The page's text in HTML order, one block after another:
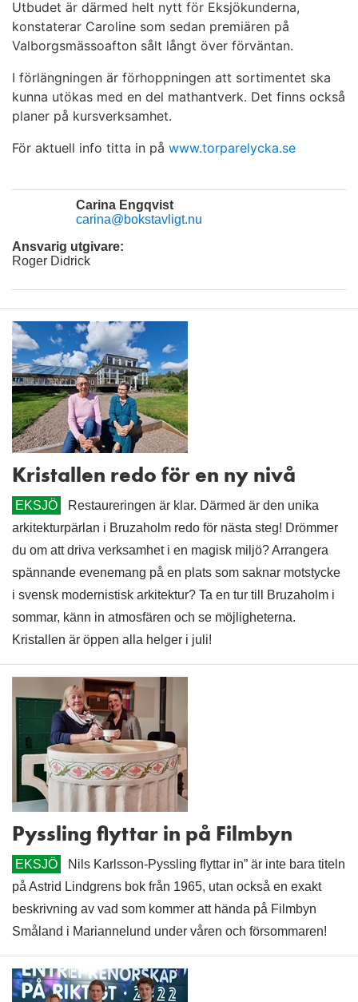
Utbudet är därmed helt nytt för Eksjökunderna,
konstaterar Caroline som sedan premiären på
Valborgsmässoafton sålt långt över förväntan.
I förlängningen är förhoppningen att sortimentet ska
kunna utökas med en del mathantverk. Det finns också
planer på kursverksamhet.
För aktuell info titta in på www.torparelycka.se
Carina Engqvist
carina@bokstavligt.nu
Ansvarig utgivare:
Roger Didrick
Kristallen redo för en ny nivå
EKSJÖ
Restaureringen är klar. Därmed är den unika
arkitekturpärlan i Bruzaholm redo för nästa steg! Drömmer
du om att driva verksamhet i en magisk miljö? Arrangera
spännande evenemang på en plats som saknar motstycke
i svensk modernistisk arkitektur? Ta en tur till Bruzaholm i
sommar, känn in atmosfären och se möjligheterna.
Kristallen är öppen alla helger i juli!
Pyssling flyttar in på Filmbyn
EKSJÖ
Nils Karlsson-Pyssling flyttar in” är inte bara titeln
på Astrid Lindgrens bok från 1965, utan också en exakt
beskrivning av vad som kommer att hända på Filmbyn
Småland i Mariannelund under våren och försommaren!